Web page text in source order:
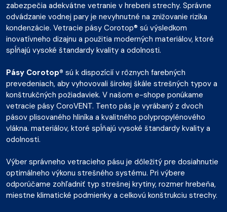
zabezpečia adekvátne vetranie v hrebeni strechy. Správne
odvádzanie vodnej pary je nevyhnutné na znižovanie rizika
kondenzácie. Vetracie pásy Corotop® sú výsledkom
inovatívneho dizajnu a použitia moderných materiálov, ktoré
spĺňajú vysoké štandardy kvality a odolnosti.
Pásy Corotop® sú k dispozícií v rôznych farebných
prevedeniach, aby vyhovovali širokej škále strešných typov a
konštrukčných požiadaviek. V našom e-shope ponúkame
vetracie pásy CoroVENT. Tento pás je vyrábaný z dvoch
pásov plisovaného hliníka a kvalitného polypropylénového
vlákna. materiálov, ktoré spĺňajú vysoké štandardy kvality a
odolnosti.
Výber správneho vetracieho pásu je dôležitý pre dosiahnutie
optimálneho výkonu strešného systému. Pri výbere
odporúčame zohľadniť typ strešnej krytiny, rozmer hrebeňa,
miestne klimatické podmienky a celkovú konštrukciu strechy.